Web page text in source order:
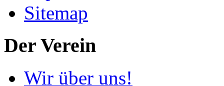
Sitemap
Der Verein
Wir über uns!